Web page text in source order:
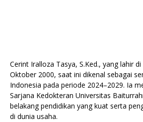
Cerint Iralloza Tasya, S.Ked., yang lahir
Oktober 2000, saat ini dikenal sebagai
Indonesia pada periode 2024–2029. Ia
Sarjana Kedokteran Universitas
belakang pendidikan yang kuat serta
di dunia usaha.